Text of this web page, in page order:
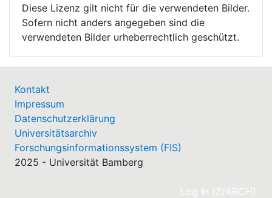
Diese Lizenz gilt nicht für die verwendeten Bilder.
Sofern nicht anders angegeben sind die
verwendeten Bilder urheberrechtlich geschützt.
Kontakt
Impressum
Datenschutzerklärung
Universitätsarchiv
Forschungsinformationssystem (FIS)
2025 - Universität Bamberg
Log In (Z/ARCH)